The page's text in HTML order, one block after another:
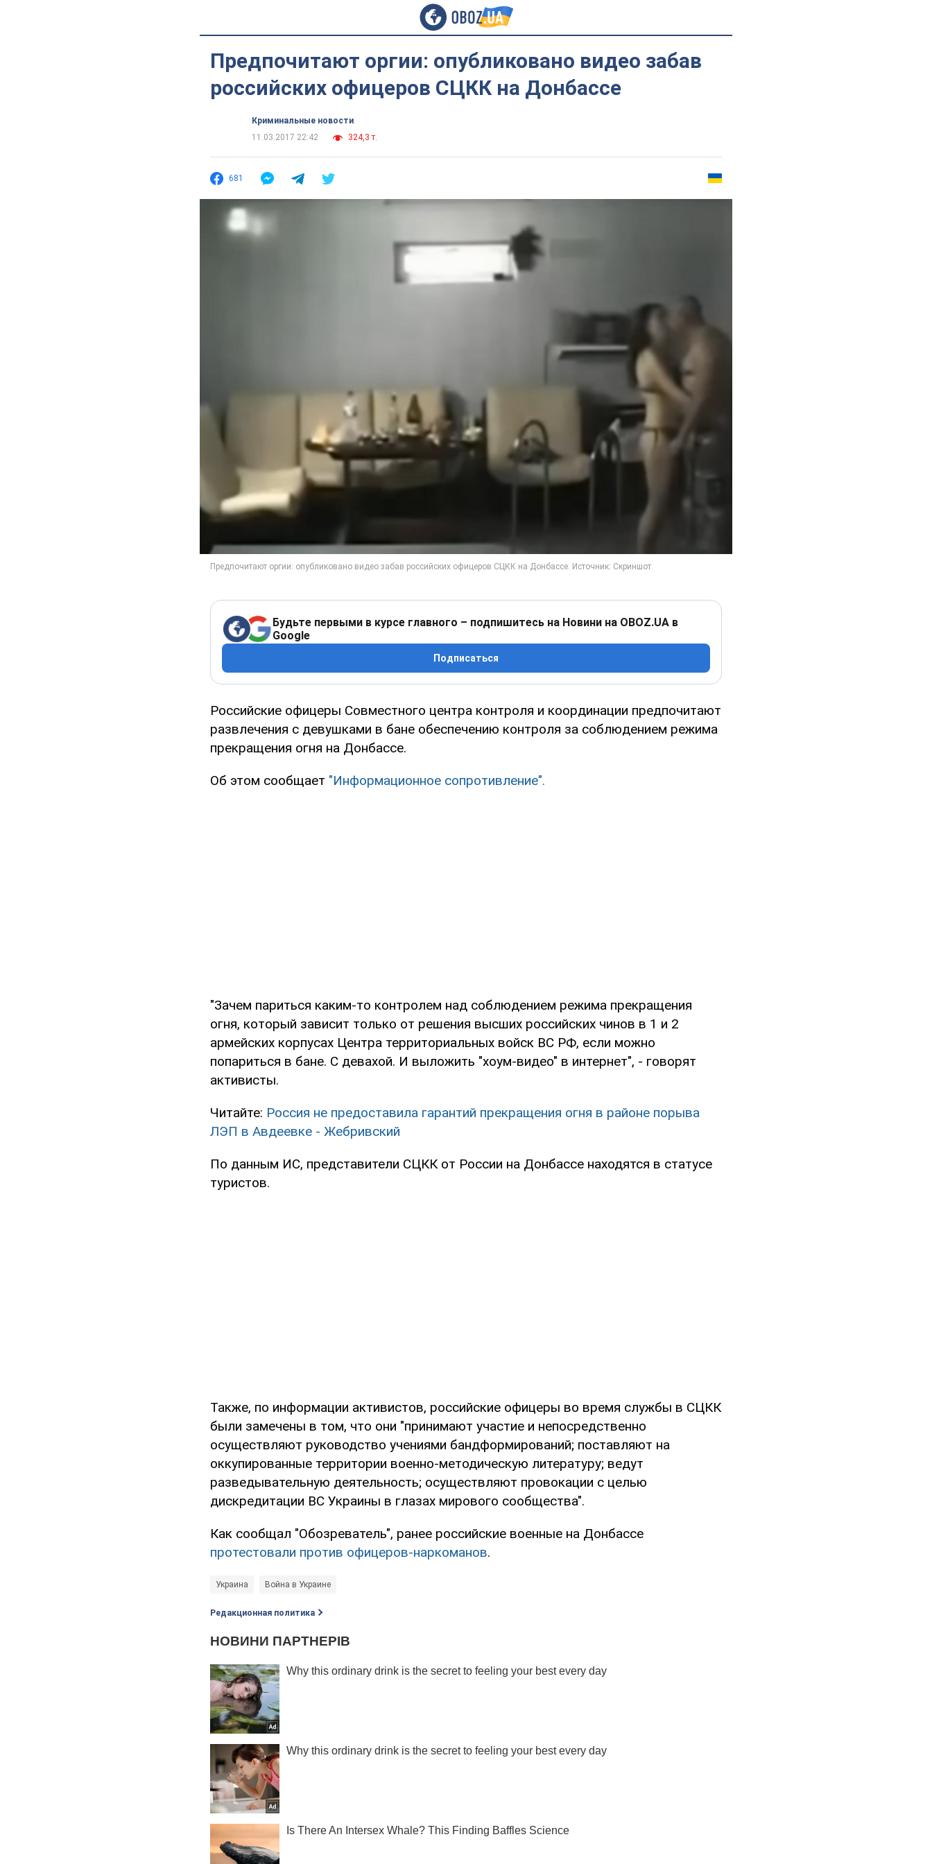
Предпочитают оргии: опубликовано видео забав
российских офицеров СЦКК на Донбассе
Криминальные новости
11.03.2017 22:42
324,3 т.
681
Будьте первыми в курсе главного – подпишитесь на Новини на OBOZ.UA в
Google
Подписаться
Российские офицеры Совместного центра контроля и координации предпочитают
развлечения с девушками в бане обеспечению контроля за соблюдением режима
прекращения огня на Донбассе.
Об этом сообщает "Информационное сопротивление".
"Зачем париться каким-то контролем над соблюдением режима прекращения
огня, который зависит только от решения высших российских чинов в 1 и 2
армейских корпусах Центра территориальных войск ВС РФ, если можно
попариться в бане. С девахой. И выложить "хоум-видео" в интернет", - говорят
активисты.
Читайте: Россия не предоставила гарантий прекращения огня в районе порыва
ЛЭП в Авдеевке - Жебривский
По данным ИС, представители СЦКК от России на Донбассе находятся в статусе
туристов.
Также, по информации активистов, российские офицеры во время службы в СЦКК
были замечены в том, что они "принимают участие и непосредственно
осуществляют руководство учениями бандформирований; поставляют на
оккупированные территории военно-методическую литературу; ведут
разведывательную деятельность; осуществляют провокации с целью
дискредитации ВС Украины в глазах мирового сообщества".
Как сообщал "Обозреватель", ранее российские военные на Донбассе
протестовали против офицеров-наркоманов.
Украина Война в Украине
Редакционная политика